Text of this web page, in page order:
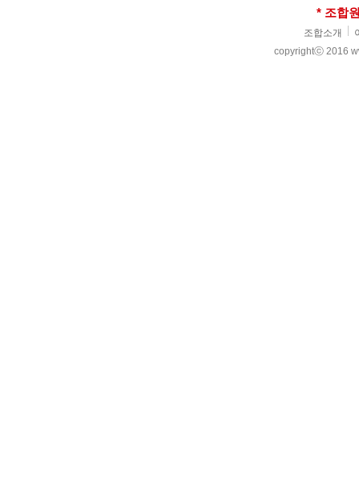
* 조합
조합소개
copyrightⓒ 2016